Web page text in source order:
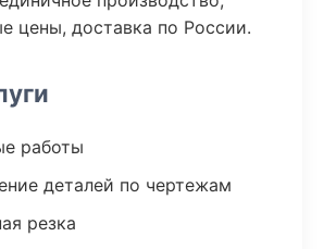
цены, доставка по России.
работы
деталей по чертежам
резка